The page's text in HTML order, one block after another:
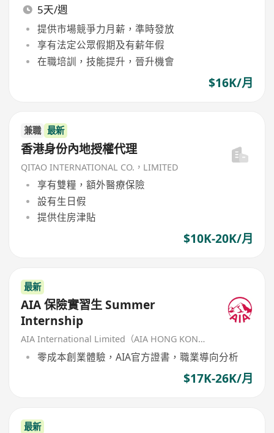
5天/週
提供市場競爭力月薪，準時發放
享有法定公眾假期及有薪年假
在職培訓，技能提升，晉升機會
$16K/月
兼職 最新
香港身份內地授權代理
QITAO INTERNATIONAL CO.，LIMITED
享有雙糧，額外醫療保險
設有生日假
提供住房津貼
$10K-20K/月
最新
AIA 保險實習生 Summer
Internship
AIA International Limited（AIA HONG KONG）
零成本創業體驗，AIA官方證書，職業導向分析
$17K-26K/月
最新